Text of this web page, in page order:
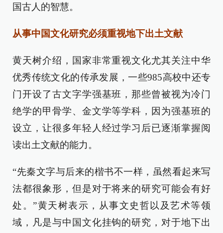
国古人的智慧。
从事中国文化研究必须重视地下出土文献
黄天树介绍，国家非常重视文化尤其关注中华
优秀传统文化的传承发展，一些985高校中还专
门开设了古文字学强基班，那些曾被视为冷门
绝学的甲骨学、金文学等学科，因为强基班的
设立，让很多年轻人经过学习后已逐渐掌握阅
读出土文献的能力。
“先秦文字与后来的楷书不一样，虽然看起来写
法都很象形，但是对于将来的研究可能会有好
处。”黄天树表示，从事文史哲以及艺术等领
域，凡是与中国文化挂钩的研究，对于地下出